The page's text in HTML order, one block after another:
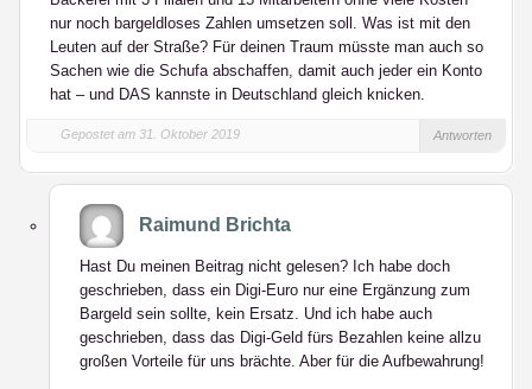
nur noch bargeldloses Zahlen umsetzen soll. Was ist mit den
Leuten auf der Straße? Für deinen Traum müsste man auch so
Sachen wie die Schufa abschaffen, damit auch jeder ein Konto
hat – und DAS kannste in Deutschland gleich knicken.
Gepostet am 31. Oktober 2019 Antworten
Raimund Brichta
Hast Du meinen Beitrag nicht gelesen? Ich habe doch
geschrieben, dass ein Digi-Euro nur eine Ergänzung zum
Bargeld sein sollte, kein Ersatz. Und ich habe auch
geschrieben, dass das Digi-Geld fürs Bezahlen keine allzu
großen Vorteile für uns brächte. Aber für die Aufbewahrung!